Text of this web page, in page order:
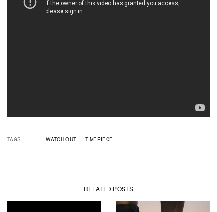
TAGS WATCH OUT TIMEPIECE
RELATED POSTS